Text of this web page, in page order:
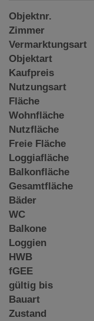
Objektnr.
Zimmer
Vermarktungsart
Objektart
Kaufpreis
Nutzungsart
Fläche
Wohnfläche
Nutzfläche
Freie Fläche
Loggiafläche
Balkonfläche
Gesamtfläche
Bäder
WC
Balkone
Loggien
HWB
fGEE
gültig bis
Bauart
Zustand